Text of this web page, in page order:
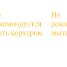
керхером
Не